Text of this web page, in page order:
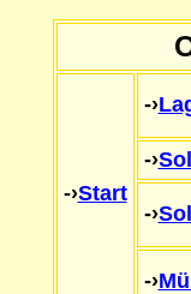
-›Start
-›
-›
-›
-›